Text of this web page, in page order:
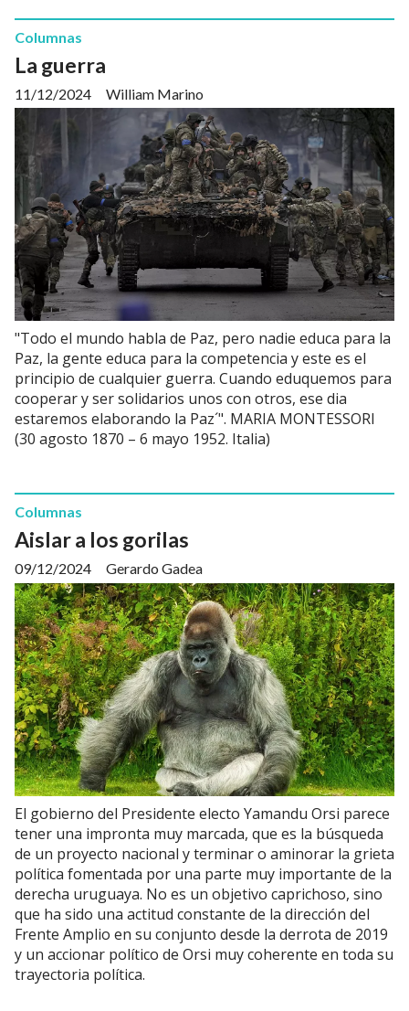
La guerra
William Marino
Columnas
11/12/2024
"Todo el mundo habla de Paz, pero nadie educa para la
Paz, la gente educa para la competencia y este es el
principio de cualquier guerra. Cuando eduquemos para
cooperar y ser solidarios unos con otros, ese dia
estaremos elaborando la Paz´". MARIA MONTESSORI
(30 agosto 1870 – 6 mayo 1952. Italia)
Aislar a los gorilas
Gerardo Gadea
Columnas
09/12/2024
El gobierno del Presidente electo Yamandu Orsi parece
tener una impronta muy marcada, que es la búsqueda
de un proyecto nacional y terminar o aminorar la grieta
política fomentada por una parte muy importante de la
derecha uruguaya. No es un objetivo caprichoso, sino
que ha sido una actitud constante de la dirección del
Frente Amplio en su conjunto desde la derrota de 2019
y un accionar político de Orsi muy coherente en toda su
trayectoria política.